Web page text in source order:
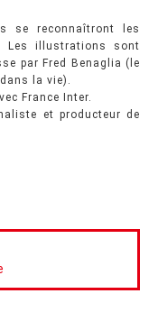
se reconnaîtront les
Les illustrations sont
par Fred Benaglia (le
la vie).
France Inter.
et producteur de